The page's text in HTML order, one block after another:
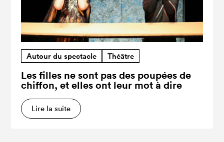
Autour du spectacle Théâtre
Les filles ne sont pas des poupées de
chiffon, et elles ont leur mot à dire
Lire la suite